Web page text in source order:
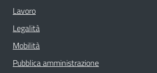
Lavoro
Legalità
Mobilità
Pubblica amministrazione